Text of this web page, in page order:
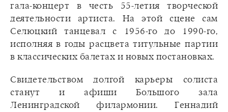
гала-концерт в честь 55-летия творческой
деятельности артиста. На этой сцене сам
Селюцкий танцевал с 1956-го до 1990-го,
исполняя в годы расцвета титульные партии
в классических балетах и новых постановках.
Свидетельством долгой карьеры солиста
станут и афиши Большого зала
Ленинградской филармонии. Геннадий